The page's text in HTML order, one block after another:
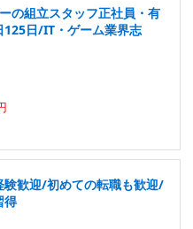
の組立スタッフ正社員・有
日/IT・ゲーム業界志
歓迎/初めての転職も歓迎/
得